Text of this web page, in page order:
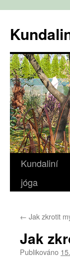
obsahu
webu
Kundaliní
jóga
← Jak zkrotit
Jak
Publikováno